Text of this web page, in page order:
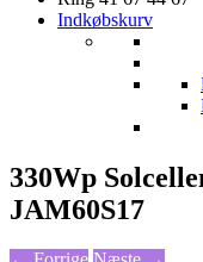
Indkøbskurv
330Wp
JAM60S17